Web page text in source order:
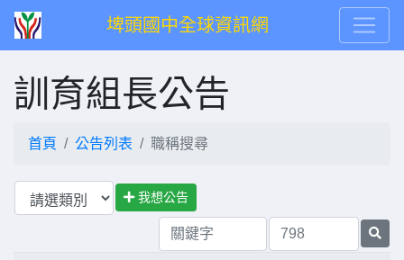
埤頭國中全球資訊網
訓育組長公告
首頁 公告列表 職稱搜尋
我想公告